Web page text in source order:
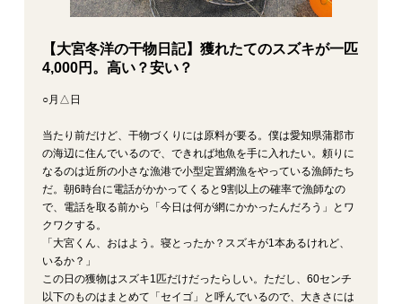
【大宮冬洋の干物日記】獲れたてのスズキが一匹
4,000円。高い？安い？
○月△日
当たり前だけど、干物づくりには原料が要る。僕は愛知県蒲郡市
の海辺に住んでいるので、できれば地魚を手に入れたい。頼りに
なるのは近所の小さな漁港で小型定置網漁をやっている漁師たち
だ。朝6時台に電話がかかってくると9割以上の確率で漁師なの
で、電話を取る前から「今日は何が網にかかったんだろう」とワ
クワクする。
「大宮くん、おはよう。寝とったか？スズキが1本あるけれど、
いるか？」
この日の獲物はスズキ1匹だけだったらしい。ただし、60センチ
以下のものはまとめて「セイゴ」と呼んでいるので、大きさには